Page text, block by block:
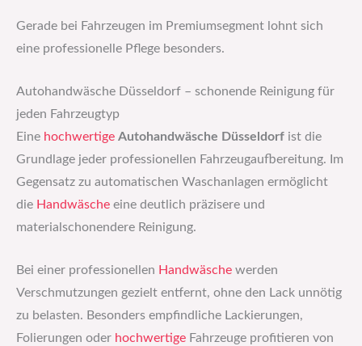
Gerade bei Fahrzeugen im Premiumsegment lohnt sich
eine professionelle Pflege besonders.
Autohandwäsche Düsseldorf – schonende Reinigung für
jeden Fahrzeugtyp
Eine hochwertige Autohandwäsche Düsseldorf ist die
Grundlage jeder professionellen Fahrzeugaufbereitung. Im
Gegensatz zu automatischen Waschanlagen ermöglicht
die Handwäsche eine deutlich präzisere und
materialschonendere Reinigung.
Bei einer professionellen Handwäsche werden
Verschmutzungen gezielt entfernt, ohne den Lack unnötig
zu belasten. Besonders empfindliche Lackierungen,
Folierungen oder hochwertige Fahrzeuge profitieren von